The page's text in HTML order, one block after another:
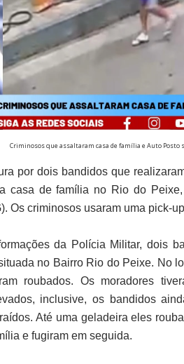
Criminosos que assaltaram casa de família e Auto Posto
por dois bandidos que
casa de família no Rio do
Os criminosos usaram uma pick-
da Polícia Militar, dois
no Bairro Rio do Peixe. No
roubados. Os moradores
inclusive, os bandidos
Até uma geladeira eles
e fugiram em seguida.